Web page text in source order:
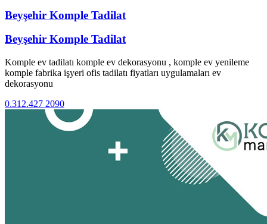
Beyşehir Komple Tadilat
Beyşehir Komple Tadilat
Komple ev tadilatı komple ev dekorasyonu , komple ev yenileme
komple fabrika işyeri ofis tadilatı fiyatları uygulamaları ev
dekorasyonu
0.312.427 2090